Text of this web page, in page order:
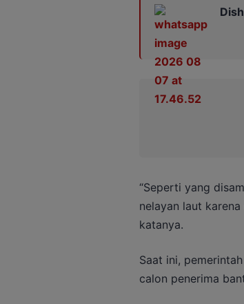
“Seperti yang
nelayan laut
katanya.
Saat ini,
calon penerima